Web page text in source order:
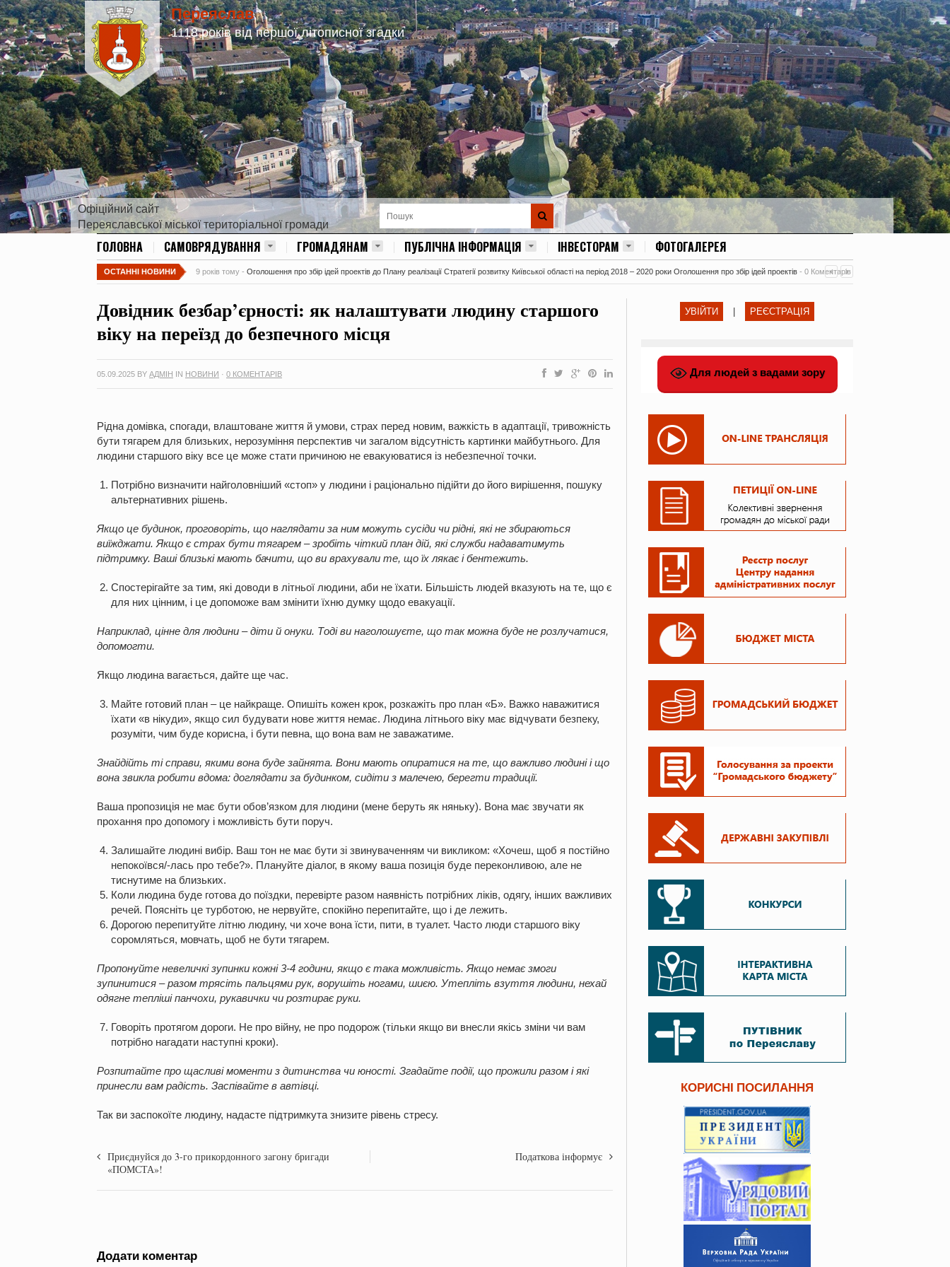
Переяслав
1118 років від першої літописної згадки
Офіційний сайт
Переяславської міської територіальної громади
ГОЛОВНА САМОВРЯДУВАННЯ ГРОМАДЯНАМ ПУБЛІЧНА ІНФОРМАЦІЯ ІНВЕСТОРАМ ФОТОГАЛЕРЕЯ
ОСТАННІ НОВИНИ 9 років тому - Оголошення про збір ідей проектів до Плану реалізації Стратегії розвитку Київської області на період 2018 – 2020 роки Оголошення про збір ідей проектів - 0 Коментарів
Довідник безбар’єрності: як налаштувати людину старшого
віку на переїзд до безпечного місця
05.09.2025 BY АДМІН IN НОВИНИ · 0 КОМЕНТАРІВ
Рідна домівка, спогади, влаштоване життя й умови, страх перед новим, важкість в адаптації, тривожність
бути тягарем для близьких, нерозуміння перспектив чи загалом відсутність картинки майбутнього. Для
людини старшого віку все це може стати причиною не евакуюватися із небезпечної точки.
Потрібно визначити найголовніший «стоп» у людини і раціонально підійти до його вирішення, пошуку
альтернативних рішень.
Якщо це будинок, проговоріть, що наглядати за ним можуть сусіди чи рідні, які не збираються
виїжджати. Якщо є страх бути тягарем – зробіть чіткий план дій, які служби надаватимуть
підтримку. Ваші близькі мають бачити, що ви врахували те, що їх лякає і бентежить.
Спостерігайте за тим, які доводи в літньої людини, аби не їхати. Більшість людей вказують на те, що є
для них цінним, і це допоможе вам змінити їхню думку щодо евакуації.
Наприклад, цінне для людини – діти й онуки. Тоді ви наголошуєте, що так можна буде не розлучатися,
допомогти.
Якщо людина вагається, дайте ще час.
Майте готовий план – це найкраще. Опишіть кожен крок, розкажіть про план «Б». Важко наважитися
їхати «в нікуди», якщо сил будувати нове життя немає. Людина літнього віку має відчувати безпеку,
розуміти, чим буде корисна, і бути певна, що вона вам не заважатиме.
Знайдійть ті справи, якими вона буде зайнята. Вони мають опиратися на те, що важливо людині і що
вона звикла робити вдома: доглядати за будинком, сидіти з малечею, берегти традиції.
Ваша пропозиція не має бути обов’язком для людини (мене беруть як няньку). Вона має звучати як
прохання про допомогу і можливість бути поруч.
Залишайте людині вибір. Ваш тон не має бути зі звинуваченням чи викликом: «Хочеш, щоб я постійно
непокоївся/-лась про тебе?». Плануйте діалог, в якому ваша позиція буде переконливою, але не
тиснутиме на близьких.
Коли людина буде готова до поїздки, перевірте разом наявність потрібних ліків, одягу, інших важливих
речей. Поясніть це турботою, не нервуйте, спокійно перепитайте, що і де лежить.
Дорогою перепитуйте літню людину, чи хоче вона їсти, пити, в туалет. Часто люди старшого віку
соромляться, мовчать, щоб не бути тягарем.
Пропонуйте невеличкі зупинки кожні 3-4 години, якщо є така можливість. Якщо немає змоги
зупинитися – разом трясіть пальцями рук, ворушіть ногами, шиєю. Утепліть взуття людини, нехай
одягне тепліші панчохи, рукавички чи розтирає руки.
Говоріть протягом дороги. Не про війну, не про подорож (тільки якщо ви внесли якісь зміни чи вам
потрібно нагадати наступні кроки).
Розпитайте про щасливі моменти з дитинства чи юності. Згадайте події, що прожили разом і які
принесли вам радість. Заспівайте в автівці.
Так ви заспокоїте людину, надасте підтримкута знизите рівень стресу.
Приєднуйся до 3-го прикордонного загону бригади
«ПОМСТА»!
Податкова інформує
Додати коментар
УВІЙТИ РЕЄСТРАЦІЯ
Для людей з вадами зору
КОРИСНІ ПОСИЛАННЯ